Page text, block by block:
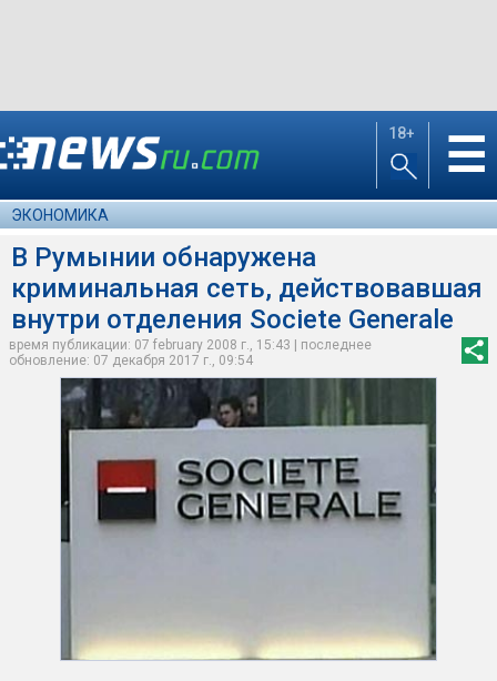
18+ ☰
ЭКОНОМИКА
В Румынии обнаружена
криминальная сеть, действовавшая
внутри отделения Societe Generalе
время публикации: 07 february 2008 г., 15:43 | последнее
обновление: 07 декабря 2017 г., 09:54